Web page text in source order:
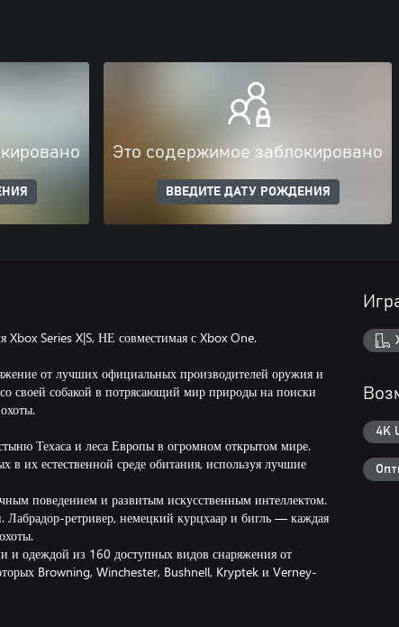
Это содержимое заблокировано
ВВЕДИТЕ ДАТУ РОЖДЕНИЯ
Series X|S, НЕ совместимая с Xbox One.
от лучших официальных производителей оружия и
со своей собакой в потрясающий мир природы на поиски
Техаса и леса Европы в огромном открытом мире.
их естественной среде обитания, используя лучшие
поведением и развитым искусственным интеллектом.
Лабрадор-ретривер, немецкий курцхаар и бигль — каждая
и одеждой из 160 доступных видов снаряжения от
Browning, Winchester, Bushnell, Kryptek и Verney-
4K